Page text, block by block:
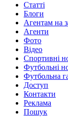
Статті
Блоги
Агентам на
Агенти
Фото
Відео
Спортивні
Футбольні
Футбольна
Доступ
Контакти
Реклама
Пошук